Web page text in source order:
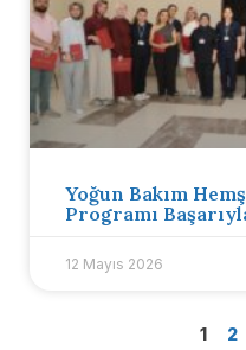
Yoğun Bakım
Programı
12 Mayıs 2026
1 2